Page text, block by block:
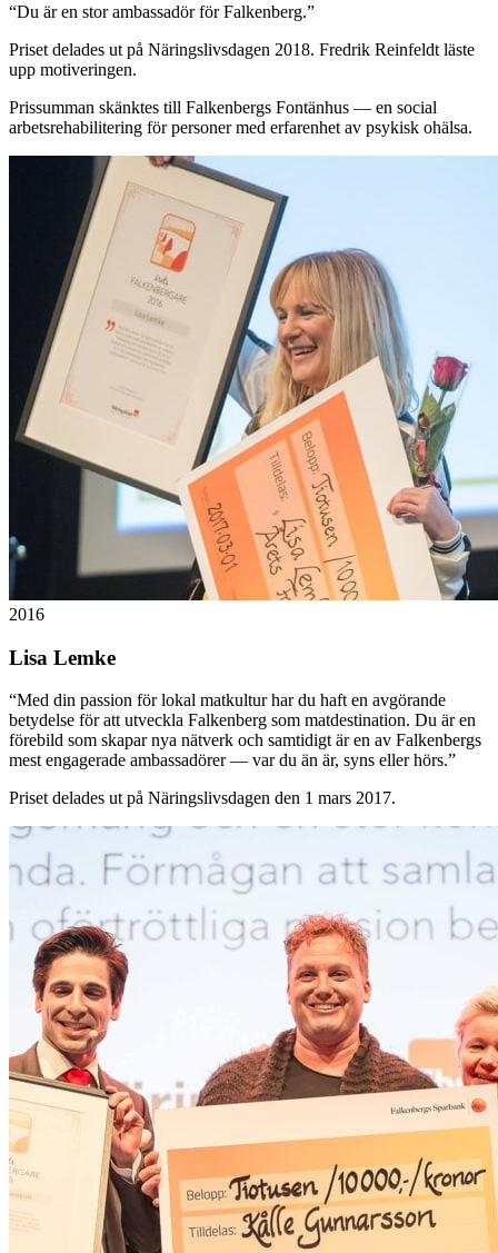
“Du är en stor ambassadör för Falkenberg.”
Priset delades ut på Näringslivsdagen 2018. Fredrik Reinfeldt läste
upp motiveringen.
Prissumman skänktes till Falkenbergs Fontänhus — en social
arbetsrehabilitering för personer med erfarenhet av psykisk ohälsa.
2016
Lisa Lemke
“Med din passion för lokal matkultur har du haft en avgörande
betydelse för att utveckla Falkenberg som matdestination. Du är en
förebild som skapar nya nätverk och samtidigt är en av Falkenbergs
mest engagerade ambassadörer — var du än är, syns eller hörs.”
Priset delades ut på Näringslivsdagen den 1 mars 2017.